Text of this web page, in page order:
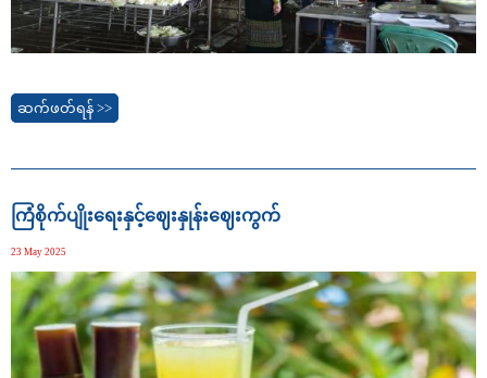
ဆက်ဖတ်ရန် >>
ကြံစိုက်ပျိုးရေးနှင့်ဈေးနှုန်းဈေးကွက်
23 May 2025